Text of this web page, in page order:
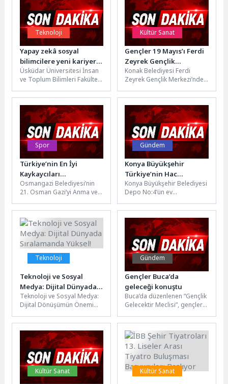
Teknoloji
Yapay zekâ sosyal
bilimcilere yeni kariyer
kapıları açıyor!
Üsküdar Üniversitesi İnsan
ve Toplum Bilimleri Fakültesi
Üyesi Nihan Kalkandeler
Özdin,...
Kültür Sanat
Gençler 19 Mayıs’ı Ferdi
Zeyrek Gençlik
Merkezi’nde kutladı
Konak Belediyesi Ferdi
Zeyrek Gençlik Merkezi’nde
Gençlik ve Spor Bayramı
kapsamında...
Spor
Türkiye’nin En İyi
Kaykaycıları
Osmangazi’de Nefes
Kesti
Osmangazi Belediyesi’nin
21. Osman Gazi’yi Anma ve
Etkinlikleri kapsamında
düzenlediği Kaykay Sokak...
Gündem
Konya Büyükşehir
Türkiye’nin Hac
Hafızasını Konya’da
Ziyaretçilerle Buluşuyor
Konya Büyükşehir Belediyesi
Depo No:4’ün ev
“Hac Hatırası - Cumhuriyet
Dönemi Hac Yolculukları...
Teknoloji
Teknoloji ve Sosyal
Medya: Dijital Dünyada
Sıralamanda Yüksel!
Teknoloji ve Sosyal Medya:
Dijital Dönüşümün Önemi
ve sosyal medyanın
hayatımızdaki önemi,...
Gündem
Gençler Buca’da
geleceği konuştu
Buca’da düzenlenen “Gençlik
Gelecektir Meclisi”, gençlerin
geleceğine dair sözlerini
ortak bir zeminde...
Kültür Sanat Kültür Sanat